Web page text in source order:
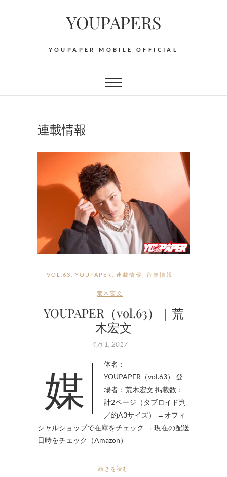
YOUPAPERS
YOUPAPER MOBILE OFFICIAL
連載情報
VOL.63 YOUPAPER 連載情報 音楽情報
荒木宏文
YOUPAPER（vol.63）｜荒
木宏文
4月 1, 2017
媒体名：
YOUPAPER（vol.63） 登
場者：荒木宏文 掲載数：
計2ページ（タブロイド判
／約A3サイズ） →オフィ
シャルショップで在庫をチェック → 現在の配送
日時をチェック（Amazon）
続きを読む